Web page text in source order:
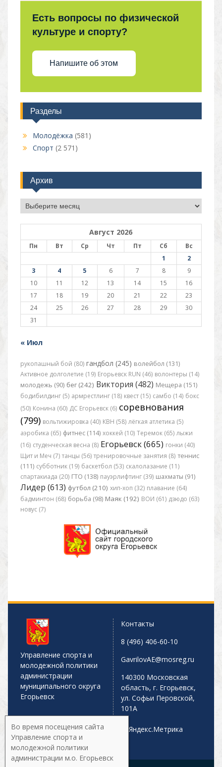
Есть вопросы по физической
культуре и спорту?
Напишите об этом
Разделы
Молодёжка (581)
Спорт (2 571)
Архив
Архив
Август 2026
Пн Вт Ср Чт Пт Сб
Вс
1
2
3
4 5 6 7 8
9
10
11 12 13 14 15
16
17
18 19 20 21 22
23
24
25 26 27 28 29
30
31
« Июл
рукопашный бой (80) гандбол (245) волейбол (131)
Активное долголетие (19) Егорьевск RUN (46) волонтеры (14)
молодежь (90) бег (242) Виктория (482) Мещера (151)
бодибилдинг (5) армрестлинг (18) квест (15) самбо (14) бокс
(50) Конина (60) ДС Егорьевск (6) соревнования
(799) вольтижировка (40) КВН (58) лёгкая атлетика (5)
аэробика (65) фитнес (114) хоккей (10) Теремок (65) лыжи
(16) студенческая весна (8) Егорьевск (665) гонки (40)
Щит и Меч (7) танцы (56) тренировочные занятия (8) теннис
(111) субботник (19) баскетбол (53) скалолазание (11)
спартакиада (20) ГТО (138) пауэрлифтинг (39) шахматы (91)
Лидер (613) футбол (210) хип-хоп (32) плавание (64)
бадминтон (68) борьба (98) Маяк (192) ВОИ (61) дзюдо (63)
новус (7)
Управление спорта и
молодежной политики
администрации
муниципального округа
Егорьевск
Контакты
8 (496) 406-60-10
GavrilovAE@mosreg.ru
140300 Московская
область, г. Егорьевск,
ул. Софьи Перовской,
101А
Во время посещения сайта
Управление спорта и
молодежной политики
администрации м.о. Егорьевск